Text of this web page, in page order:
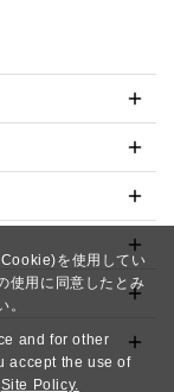
を使用してい
使用に同意したとみ
。
and for other
accept the use of
Site Policy.